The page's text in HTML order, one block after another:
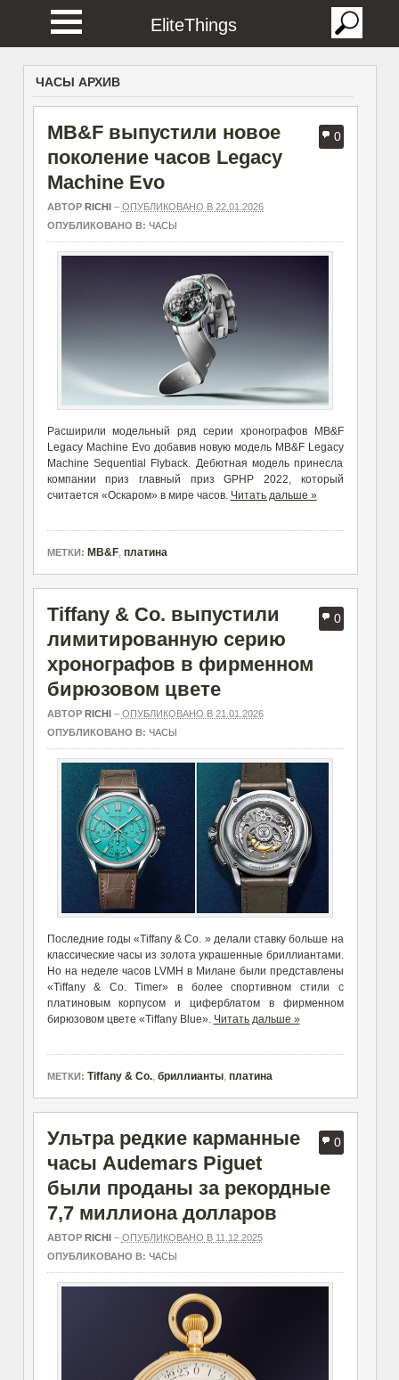
EliteThings
ЧАСЫ АРХИВ
0
MB&F выпустили новое
поколение часов Legacy
Machine Evo
АВТОР RICHI– ОПУБЛИКОВАНО В 22.01.2026
ОПУБЛИКОВАНО В: ЧАСЫ
Расширили модельный ряд серии хронографов MB&F
Legacy Machine Evo добавив новую модель MB&F Legacy
Machine Sequential Flyback. Дебютная модель принесла
компании приз главный приз GPHP 2022, который
считается «Оскаром» в мире часов. Читать дальше »
МЕТКИ: MB&F, платина
0
Tiffany & Co. выпустили
лимитированную серию
хронографов в фирменном
бирюзовом цвете
АВТОР RICHI – ОПУБЛИКОВАНО В 21.01.2026
ОПУБЛИКОВАНО В: ЧАСЫ
Последние годы «Tiffany & Co. » делали ставку больше на
классические часы из золота украшенные бриллиантами.
Но на неделе часов LVMH в Милане были представлены
«Tiffany & Co. Timer» в более спортивном стили с
платиновым корпусом и циферблатом в фирменном
бирюзовом цвете «Tiffany Blue». Читать дальше »
МЕТКИ: Tiffany & Co., бриллианты, платина
0
Ультра редкие карманные
часы Audemars Piguet
были проданы за рекордные
7,7 миллиона долларов
АВТОР RICHI– ОПУБЛИКОВАНО В 11.12.2025
ОПУБЛИКОВАНО В: ЧАСЫ